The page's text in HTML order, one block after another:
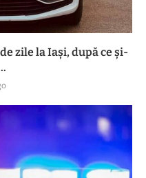
zile la Iași, după ce și-